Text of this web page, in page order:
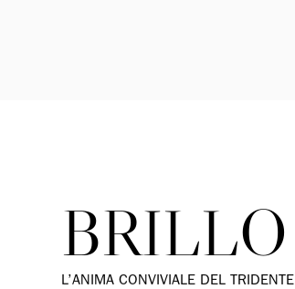
BRILLO
L’ANIMA CONVIVIALE DEL TRIDENTE